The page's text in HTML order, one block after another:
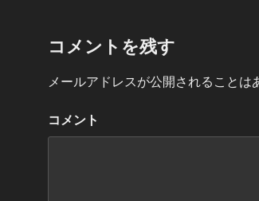
コメントを残す
メールアドレスが公開されることは
コメント